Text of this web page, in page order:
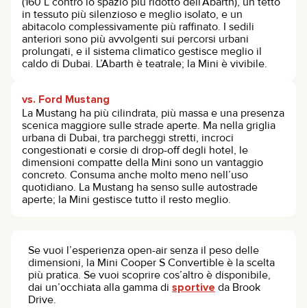
in tessuto più silenzioso e meglio isolato, e un
abitacolo complessivamente più raffinato. I sedili
anteriori sono più avvolgenti sui percorsi urbani
prolungati, e il sistema climatico gestisce meglio il
caldo di Dubai. L’Abarth è teatrale; la Mini è vivibile.
vs. Ford Mustang
La Mustang ha più cilindrata, più massa e una presenza
scenica maggiore sulle strade aperte. Ma nella griglia
urbana di Dubai, tra parcheggi stretti, incroci
congestionati e corsie di drop-off degli hotel, le
dimensioni compatte della Mini sono un vantaggio
concreto. Consuma anche molto meno nell’uso
quotidiano. La Mustang ha senso sulle autostrade
aperte; la Mini gestisce tutto il resto meglio.
Se vuoi l’esperienza open-air senza il peso delle
dimensioni, la Mini Cooper S Convertible è la scelta
più pratica. Se vuoi scoprire cos’altro è disponibile,
dai un’occhiata alla gamma di sportive da Brook
Drive.